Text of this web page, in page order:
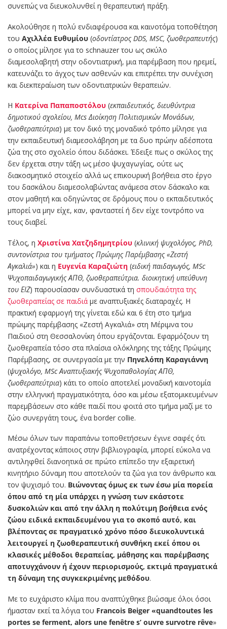
συνεπώς να διευκολυνθεί η θεραπευτική πράξη.
Ακολούθησε η πολύ ενδιαφέρουσα και καινοτόμα τοποθέτηση
του Αχιλλέα Ευθυμίου (οδοντίατρος DDS, MSC, ζωοθεραπευτής)
ο οποίος μίλησε για το schnauzer του ως σκύλο
διαμεσολαβητή στην οδοντιατρική, μια παρέμβαση που ηρεμεί,
κατευνάζει το άγχος των ασθενών και επιτρέπει την συνέχιση
και διεκπεραίωση των οδοντιατρικών θεραπειών.
Η Κατερίνα Παπαποστόλου (εκπαιδευτικός, διευθύντρια
δημοτικού σχολείου, Mcs Διοίκηση Πολιτισμικών Μονάδων,
ζωοθεραπεύτρια) με τον δικό της μοναδικό τρόπο μίλησε για
την εκπαιδευτική διαμεσολάβηση με τα δυο πρώην αδέσποτα
ζώα της στο σχολείο όπου διδάσκει. Έδειξε πως ο σκύλος της
δεν έρχεται στην τάξη ως μέσο ψυχαγωγίας, ούτε ως
διακοσμητικό στοιχείο αλλά ως επικουρική βοήθεια στο έργο
του δασκάλου διαμεσολαβώντας ανάμεσα στον δάσκαλο και
στον μαθητή και οδηγώντας σε δρόμους που ο εκπαιδευτικός
μπορεί να μην είχε, καν, φανταστεί ή δεν είχε τοντρόπο να
τους διαβεί.
Τέλος, η Χριστίνα Χατζηδημητρίου (κλινική ψυχολόγος, PhD,
συντονίστρια του τμήματος Πρώιμης Παρέμβασης «Ζεστή
Αγκαλιά») και η Ευγενία Καραζιώτη (ειδική παιδαγωγός, MSc
Ψυχοπαιδαγωγικής ΑΠΘ, ζωοθεραπεύτρια. διοικητική υπεύθυνη
του ΕΙΖ) παρουσίασαν συνδυαστικά τη σπουδαιότητα της
ζωοθεραπείας σε παιδιά με αναπτυξιακές διαταραχές. H
πρακτική εφαρμογή της γίνεται εδώ και 6 έτη στο τμήμα
πρώιμης παρέμβασης «Ζεστή Αγκαλιά» στη Μέριμνα του
Παιδιού στη Θεσσαλονίκη όπου εργάζονται. Εφαρμόζουν τη
ζωοθεραπεία τόσο στα πλαίσια ολόκληρης της τάξης Πρώιμης
Παρέμβασης, σε συνεργασία με την Πηνελόπη Καραγιάννη
(ψυχολόγο, MSc Αναπτυξιακής Ψυχοπαθολογίας ΑΠΘ,
ζωοθεραπεύτρια) κάτι το οποίο αποτελεί μοναδική καινοτομία
στην ελληνική πραγματικότητα, όσο και μέσω εξατομικευμένων
παρεμβάσεων στο κάθε παιδί που φοιτά στο τμήμα μαζί με το
ζώο συνεργάτη τους, ένα border collie.
Μέσω όλων των παραπάνω τοποθετήσεων έγινε σαφές ότι
ανατρέχοντας κάποιος στην βιβλιογραφία, μπορεί εύκολα να
αντιληφθεί διανοητικά σε πρώτο επίπεδο την εξαιρετική
κινητήριο δύναμη που αποτελούν τα ζώα για τον άνθρωπο και
τον ψυχισμό του. Βιώνοντας όμως εκ των έσω μία πορεία
όπου από τη μία υπάρχει η γνώση των εκάστοτε
δυσκολιών και από την άλλη η πολύτιμη βοήθεια ενός
ζώου ειδικά εκπαιδευμένου για το σκοπό αυτό, και
βλέποντας σε πραγματικό χρόνο πόσο διευκολυντικά
λειτουργεί η ζωοθεραπευτική συνθήκη εκεί όπου οι
κλασικές μέθοδοι θεραπείας, μάθησης και παρέμβασης
αποτυγχάνουν ή έχουν περιορισμούς, εκτιμά πραγματικά
τη δύναμη της συγκεκριμένης μεθόδου.
Με το ευχάριστο κλίμα που αναπτύχθηκε βιώσαμε όλοι όσοι
ήμασταν εκεί τα λόγια του Francois Beiger «quandtoutes les
portes se ferment, alors une fenêtre s’ ouvre survotre rêve»